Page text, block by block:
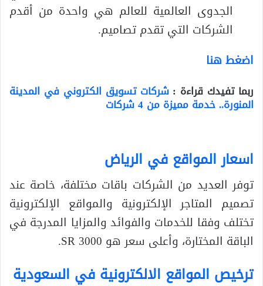
الجدوى العالمية للعالم هي واحدة من أقدم
الشركات التي تقدم تصاميم.
اضغط هنا
ربما تفيدك قراءة :شركات تسويق الكتروني في المدينة
المنورة.. خدمة مميزة من 4 شركات
اسعار المواقع في الرياض
توفر العديد من الشركات باقات مختلفة، خاصة عند
تصميم المتاجر الإلكترونية والمواقع الإلكترونية
تختلف وفقا للخدمات والفوائد والمزايا المدرجة في
الباقة المختارة، وأعلى سعر هو 3000 SR.
ترخيص المواقع الالكترونية في السعودية